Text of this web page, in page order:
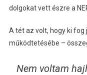
dolgokat vett észre a
A tét az volt, hogy ki
működtetésébe –
Nem voltam